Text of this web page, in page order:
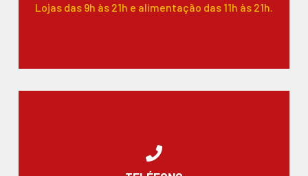
Lojas das 9h às 21h e alimentação das 11h às 21h.